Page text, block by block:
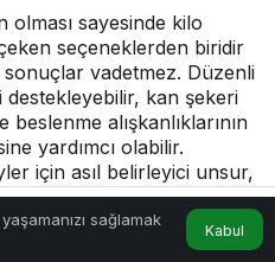
sayesinde kilo
seçeneklerden biridir
vadetmez. Düzenli
destekleyebilir, kan şekeri
alışkanlıklarının
yardımcı olabilir.
için asıl belirleyici unsur,
planı ve
birlikte
sağlamak
Kabul
Hesabım